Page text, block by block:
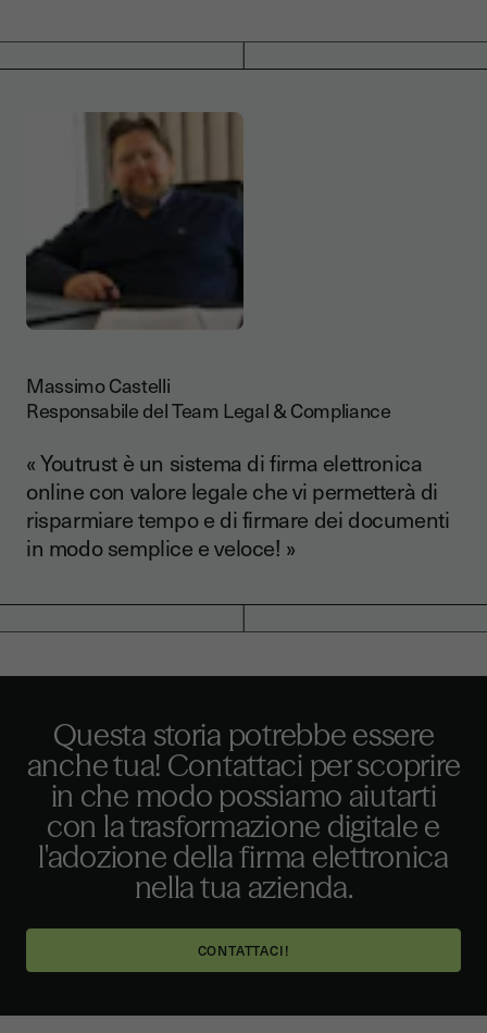
Massimo Castelli
Responsabile del Team Legal & Compliance
« Youtrust è un sistema di firma elettronica
online con valore legale che vi permetterà di
risparmiare tempo e di firmare dei documenti
in modo semplice e veloce! »
Questa storia potrebbe essere
anche tua! Contattaci per scoprire
in che modo possiamo aiutarti
con la trasformazione digitale e
l'adozione della firma elettronica
nella tua azienda.
CONTATTACI!